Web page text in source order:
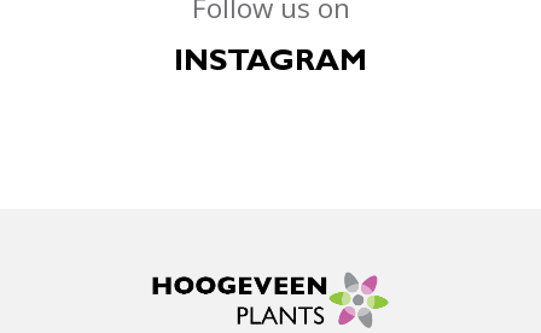
INSTAGRAM